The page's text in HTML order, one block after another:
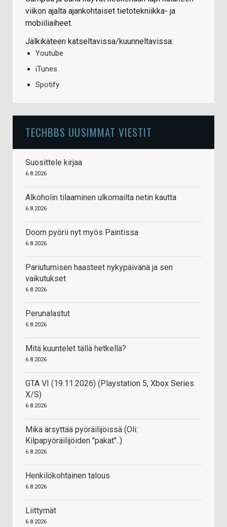
viikon ajalta ajankohtaiset tietotekniikka- ja
mobiiliaiheet.
Jälkikäteen katseltavissa/kuunneltavissa:
Youtube
iTunes
Spotify
TECHBBS UUSIMMAT VIESTIT
Suosittele kirjaa
6.8.2026
Alkoholin tilaaminen ulkomailta netin kautta
6.8.2026
Doom pyörii nyt myös Paintissa
6.8.2026
Pariutumisen haasteet nykypäivänä ja sen
vaikutukset
6.8.2026
Perunalastut
6.8.2026
Mitä kuuntelet tällä hetkellä?
6.8.2026
GTA VI (19.11.2026) (Playstation 5, Xbox Series
X/S)
6.8.2026
Mikä ärsyttää pyöräilijöissä (Oli:
Kilpapyöräilijöiden "pakat"..)
6.8.2026
Henkilökohtainen talous
6.8.2026
Liittymät
6.8.2026